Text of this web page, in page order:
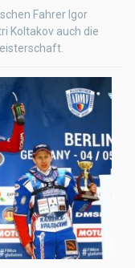
Fahrer Igor
Koltakov auch die